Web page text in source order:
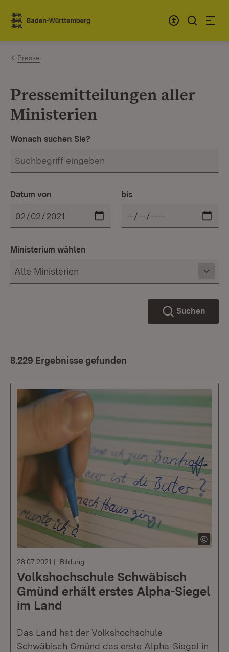
Zum Inhalt springen
Link zur Startseite
Presse
Pressemitteilungen aller
Ministerien
Wonach suchen Sie?
Datum von bis
Ministerium wählen
Suchen
8.229 Ergebnisse gefunden
28.07.2021 Bildung
Volkshochschule Schwäbisch
Gmünd erhält erstes Alpha-Siegel
im Land
Das Land hat der Volkshochschule
Schwäbisch Gmünd das erste Alpha-Siegel in